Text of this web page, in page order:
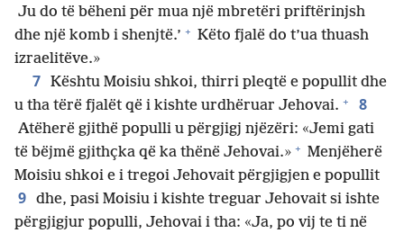
Ju do të bëheni për mua një mbretëri priftërinjsh
dhe një komb i shenjtë.’ + Këto fjalë do t’ua thuash
izraelitëve.»
7 Kështu Moisiu shkoi, thirri pleqtë e popullit dhe
u tha tërë fjalët që i kishte urdhëruar Jehovai. + 8
Atëherë gjithë populli u përgjigj njëzëri: «Jemi gati
të bëjmë gjithçka që ka thënë Jehovai.» + Menjëherë
Moisiu shkoi e i tregoi Jehovait përgjigjen e popullit
9 dhe, pasi Moisiu i kishte treguar Jehovait si ishte
përgjigjur populli, Jehovai i tha: «Ja, po vij te ti në